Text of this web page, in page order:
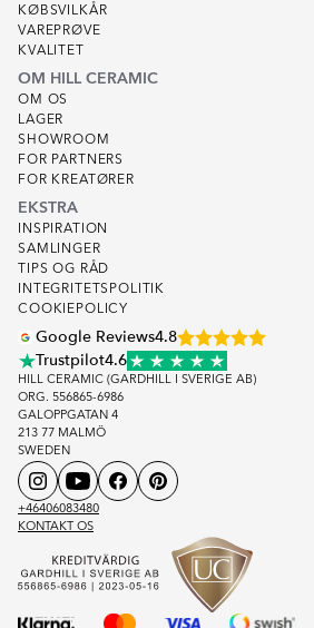
KØBSVILKÅR
VAREPRØVE
KVALITET
OM HILL CERAMIC
OM OS
LAGER
SHOWROOM
FOR PARTNERS
FOR KREATØRER
EKSTRA
INSPIRATION
SAMLINGER
TIPS OG RÅD
INTEGRITETSPOLITIK
COOKIEPOLICY
Google Reviews4.8
Trustpilot4.6
HILL CERAMIC (GARDHILL I SVERIGE AB)
ORG. 556865-6986
GALOPPGATAN 4
213 77 MALMÖ
SWEDEN
+46406083480
KONTAKT OS